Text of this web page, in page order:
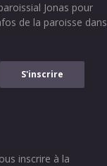
Jonas pour
de la paroisse dans
inscrire à la